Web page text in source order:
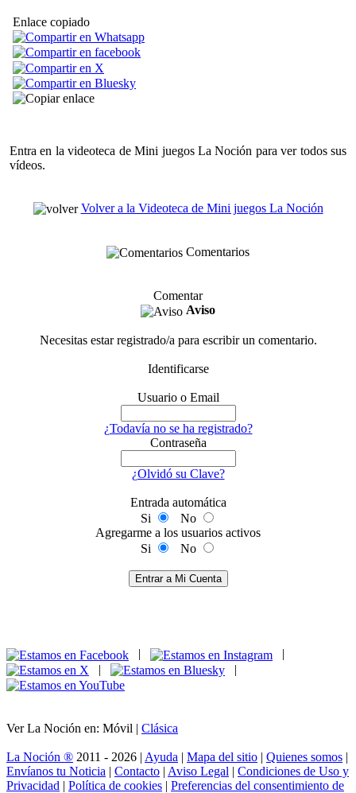
Enlace copiado
Entra en la videoteca de Mini juegos La Noción para ver todos sus
vídeos.
Volver a la Videoteca de Mini juegos La Noción
Comentarios
Comentar
Aviso
Necesitas estar registrado/a para escribir un comentario.
Identificarse
Usuario o Email
¿Todavía no se ha registrado?
Contraseña
¿Olvidó su Clave?
Entrada automática
Si
No
Agregarme a los usuarios activos
Si
No
Entrar a Mi Cuenta
|
|
|
|
Ver La Noción en: Móvil | Clásica
La Noción ® 2011 - 2026 | Ayuda | Mapa del sitio | Quienes somos |
Envíanos tu Noticia | Contacto | Aviso Legal | Condiciones de Uso y
Privacidad | Política de cookies | Preferencias del consentimiento de